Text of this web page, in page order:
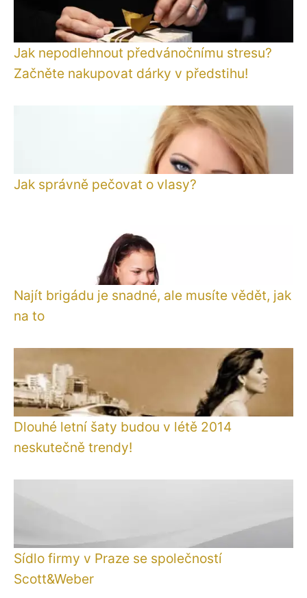
Jak nepodlehnout předvánočnímu stresu?
Začněte nakupovat dárky v předstihu!
Jak správně pečovat o vlasy?
Najít brigádu je snadné, ale musíte vědět, jak
na to
Dlouhé letní šaty budou v létě 2014
neskutečně trendy!
Sídlo firmy v Praze se společností
Scott&Weber